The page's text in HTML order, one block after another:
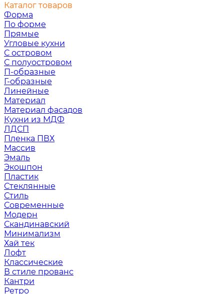
Каталог товаров
Форма
По форме
Прямые
Угловые кухни
С островом
С полуостровом
П-образные
Г-образные
Линейные
Материал
Материал фасадов
Кухни из МДФ
ЛДСП
Пленка ПВХ
Массив
Эмаль
Экошпон
Пластик
Стеклянные
Стиль
Современные
Модерн
Скандинавский
Минимализм
Хай тек
Лофт
Классические
В стиле прованс
Кантри
Ретро